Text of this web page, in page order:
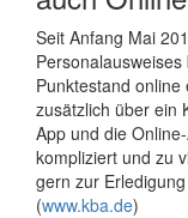
Seit Anfang Mai
Punktestand
zusätzlich über ein
App und die
kompliziert und zu
gern zur
(www.kba.de)